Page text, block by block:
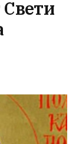
Свети